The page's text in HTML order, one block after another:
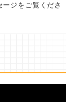
ジをご覧くださ